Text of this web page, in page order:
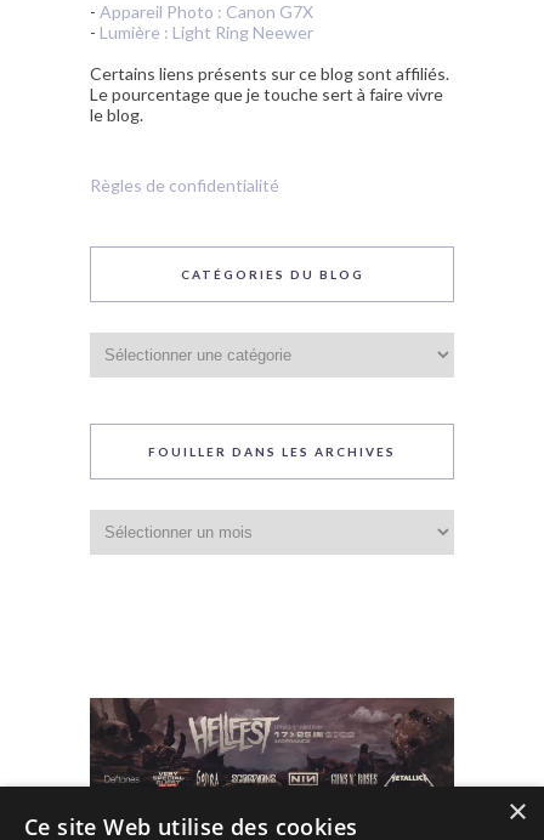
- Appareil Photo : Canon G7X
- Lumière : Light Ring Neewer
Certains liens présents sur ce blog sont affiliés.
Le pourcentage que je touche sert à faire vivre
le blog.
Règles de confidentialité
CATÉGORIES DU BLOG
du
blog
FOUILLER DANS LES ARCHIVES
dans
les
×
Ce site Web utilise des cookies